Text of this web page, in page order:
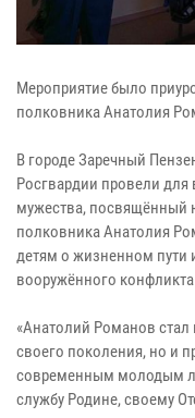
Мероприятие было
полковника Анатолия
В городе Заречный
Росгвардии провели
мужества, посвящённый
полковника Анатолия
детям о жизненном пути
вооружённого
«Анатолий Романов
своего поколения, но и
современным молодым
службу Родине, своему